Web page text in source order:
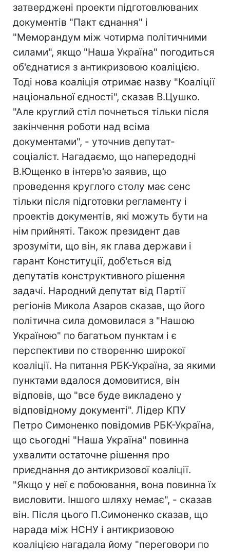
затверджені проекти підготовлюваних
документів "Пакт єднання" і
"Меморандум між чотирма політичними
силами", якщо "Наша Україна" погодиться
об'єднатися з антикризовою коаліцією.
Тоді нова коаліція отримає назву "Коаліції
національної єдності", сказав В.Цушко.
"Але круглий стіл почнеться тільки після
закінчення роботи над всіма
документами", - уточнив депутат-
соціаліст. Нагадаємо, що напередодні
В.Ющенко в інтерв'ю заявив, що
проведення круглого столу має сенс
тільки після підготовки регламенту і
проектів документів, які можуть бути на
нім прийняті. Також президент дав
зрозуміти, що він, як глава держави і
гарант Конституції, доб'ється від
депутатів конструктивного рішення
задачі. Народний депутат від Партії
регіонів Микола Азаров сказав, що його
політична сила домовилася з "Нашою
Україною" по багатьом пунктам і є
перспективи по створенню широкої
коаліції. На питання РБК-Україна, за якими
пунктами вдалося домовитися, він
відповів, що "все буде викладено у
відповідному документі". Лідер КПУ
Петро Симоненко повідомив РБК-Україна,
що сьогодні "Наша Україна" повинна
ухвалити остаточне рішення про
приєднання до антикризової коаліції.
"Якщо у неї є побоювання, вона повинна їх
висловити. Іншого шляху немає", - сказав
він. Після цього П.Симоненко сказав, що
нарада між НСНУ і антикризовою
коаліцією нагадала йому "переговори по